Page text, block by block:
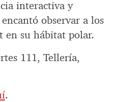
interactiva y
observar a los
su hábitat polar.
111, Tellería,
.